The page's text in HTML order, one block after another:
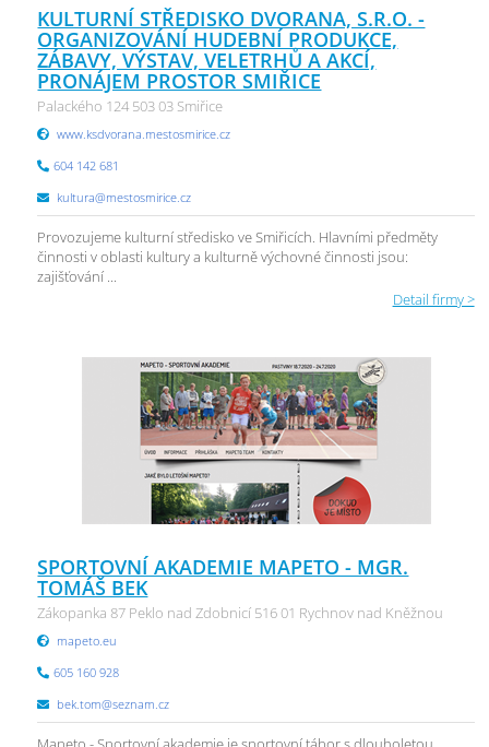
KULTURNÍ STŘEDISKO DVORANA, S.R.O. -
ORGANIZOVÁNÍ HUDEBNÍ PRODUKCE,
ZÁBAVY, VÝSTAV, VELETRHŮ A AKCÍ,
PRONÁJEM PROSTOR SMIŘICE
Palackého 124 503 03 Smiřice
www.ksdvorana.mestosmirice.cz
604 142 681
kultura@mestosmirice.cz
Provozujeme kulturní středisko ve Smiřicích. Hlavními předměty
činnosti v oblasti kultury a kulturně výchovné činnosti jsou:
zajišťování ...
Detail firmy >
SPORTOVNÍ AKADEMIE MAPETO - MGR.
TOMÁŠ BEK
Zákopanka 87 Peklo nad Zdobnicí 516 01 Rychnov nad Kněžnou
mapeto.eu
605 160 928
bek.tom@seznam.cz